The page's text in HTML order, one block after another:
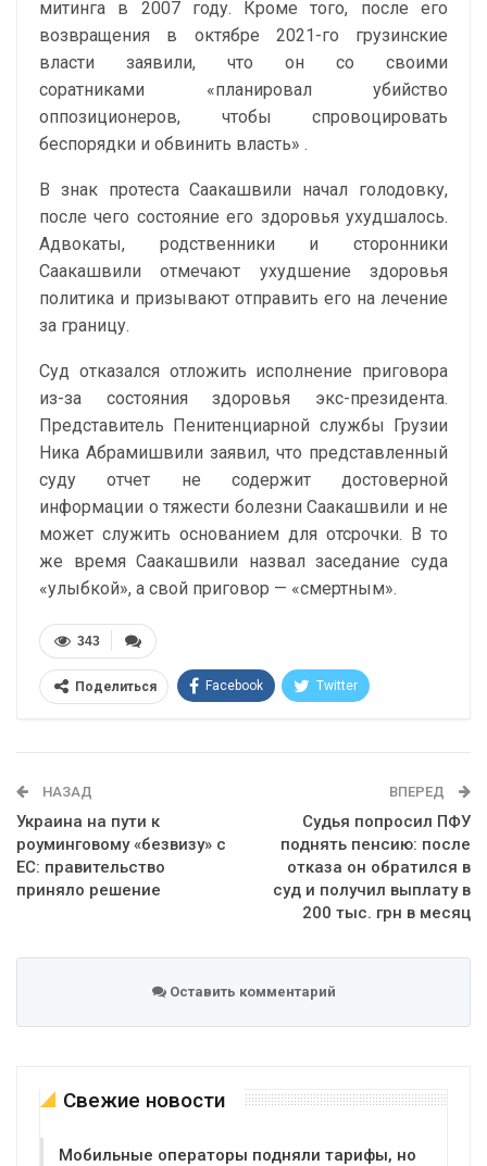
митинга в 2007 году. Кроме того, после его
возвращения в октябре 2021-го грузинские
власти заявили, что он со своими
соратниками «планировал убийство
оппозиционеров, чтобы спровоцировать
беспорядки и обвинить власть» .
В знак протеста Саакашвили начал голодовку,
после чего состояние его здоровья ухудшалось.
Адвокаты, родственники и сторонники
Саакашвили отмечают ухудшение здоровья
политика и призывают отправить его на лечение
за границу.
Суд отказался отложить исполнение приговора
из-за состояния здоровья экс-президента.
Представитель Пенитенциарной службы Грузии
Ника Абрамишвили заявил, что представленный
суду отчет не содержит достоверной
информации о тяжести болезни Саакашвили и не
может служить основанием для отсрочки. В то
же время Саакашвили назвал заседание суда
«улыбкой», а свой приговор — «смертным».
343
Поделиться Facebook Twitter
НАЗАД
Украина на пути к
роуминговому «безвизу» с
ЕС: правительство
приняло решение
ВПЕРЕД
Судья попросил ПФУ
поднять пенсию: после
отказа он обратился в
суд и получил выплату в
200 тыс. грн в месяц
Оставить комментарий
Свежие новости
Мобильные операторы подняли тарифы, но